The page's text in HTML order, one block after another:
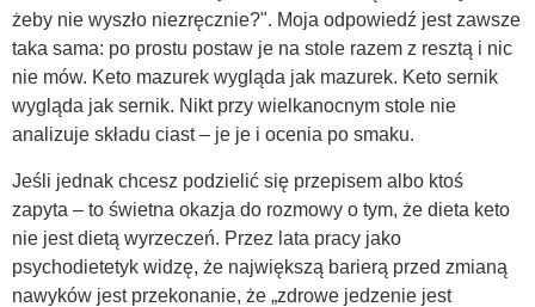
żeby nie wyszło niezręcznie?". Moja odpowiedź jest zawsze
taka sama: po prostu postaw je na stole razem z resztą i nic
nie mów. Keto mazurek wygląda jak mazurek. Keto sernik
wygląda jak sernik. Nikt przy wielkanocnym stole nie
analizuje składu ciast – je je i ocenia po smaku.
Jeśli jednak chcesz podzielić się przepisem albo ktoś
zapyta – to świetna okazja do rozmowy o tym, że dieta keto
nie jest dietą wyrzeczeń. Przez lata pracy jako
psychodietetyk widzę, że największą barierą przed zmianą
nawyków jest przekonanie, że „zdrowe jedzenie jest